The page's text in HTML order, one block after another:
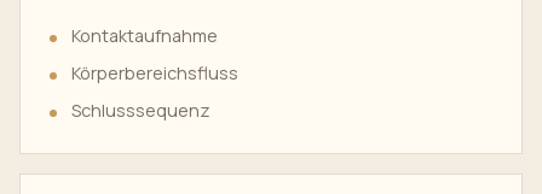
Kontaktaufnahme
Körperbereichsfluss
Schlusssequenz